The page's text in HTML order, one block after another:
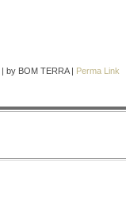
| by BOM TERRA| Perma Link